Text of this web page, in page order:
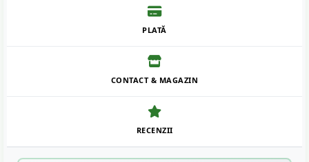
PLATĂ
CONTACT & MAGAZIN
RECENZII